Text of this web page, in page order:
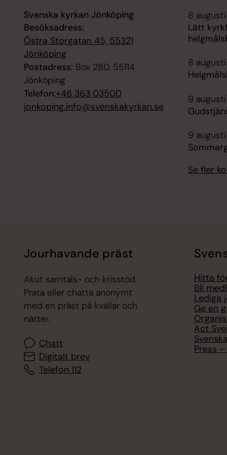
Svenska kyrkan Jönköping
Besöksadress:
Östra Storgatan 45, 55321
Jönköping
Postadress: Box 280, 55114
Jönköping
Telefon:+46 363 03500
jonkoping.info@svenskakyrkan.se
8 augusti
Lätt
8
9
9
Se fler
Jourhavande präst
Akut samtals- och krisstöd.
Prata eller chatta anonymt
med en präst på kvällar och
nätter.
Chatt
Digitalt brev
Telefon 112
Hitta
Bli
Lediga
Ge en
Act
Press